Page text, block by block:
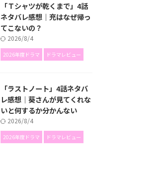
「Ｔシャツが乾くまで」4話
ネタバレ感想｜充はなぜ帰っ
てこないの？
2026/8/4
2026年度ドラマ ドラマレビュー
「ラストノート」4話ネタバ
レ感想｜葵さんが見てくれな
いと何するか分かんない
2026/8/4
2026年度ドラマ ドラマレビュー